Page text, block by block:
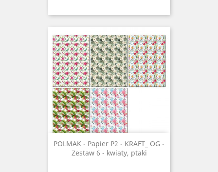
POLMAK - Papier P2 - KRAFT_ OG -
Zestaw 6 - kwiaty, ptaki